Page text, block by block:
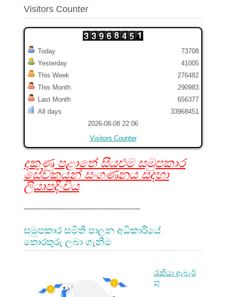
Visitors Counter
Today
Yesterday
This Week
This Month
Last Month
All days
73708
41005
276482
290983
656377
33968451
2026-08-08 22:06
Visitors Counter
දකුණු පළාතේ සියළුම සමුපකාර
සේවකයන් සංගණනය සදහා
ලියාපදිංචිය
.............................................................................
සමුපකාර සමිති පාලන අධිකාරියේ
තොරතුරු ලබා ගැනීම
රැකියා ඇබෑර්
තු